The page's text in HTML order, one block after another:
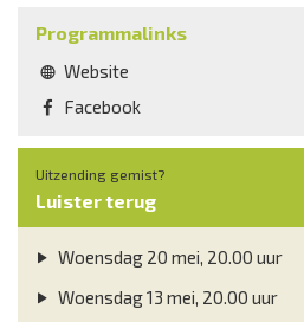
Programmalinks
Website
Facebook
Uitzending gemist?
Luister terug
Woensdag 20 mei, 20.00 uur
Woensdag 13 mei, 20.00 uur